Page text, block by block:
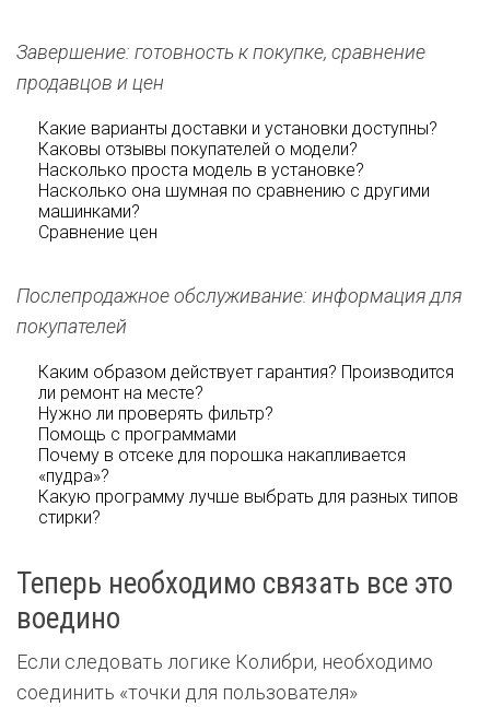
Завершение: готовность к покупке, сравнение
продавцов и цен
Какие варианты доставки и установки доступны?
Каковы отзывы покупателей о модели?
Насколько проста модель в установке?
Насколько она шумная по сравнению с другими
машинками?
Сравнение цен
Послепродажное обслуживание: информация для
покупателей
Каким образом действует гарантия? Производится
ли ремонт на месте?
Нужно ли проверять фильтр?
Помощь с программами
Почему в отсеке для порошка накапливается
«пудра»?
Какую программу лучше выбрать для разных типов
стирки?
Теперь необходимо связать все это
воедино
Если следовать логике Колибри, необходимо
соединить «точки для пользователя»